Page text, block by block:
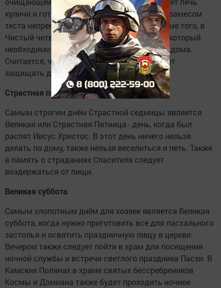
куличи и готовить творожные пасхи. Перед замесом
теста непременно следует помолиться. Кроме того, в
Чистый четверг в церквях зажигают огонь, который
необходимо сохранить и донести до своего дома.
Считается, что такая свечка целый год будет
защищать дом от пожара.
Страстная пятница
Самым строгим днём Страстной седмицы является
Великая или Страстная Пятница - день, когда был
распят Иисус Христос. В этот день ничего нельзя
делать по дому, также нельзя веселиться и петь. Также
в память о страданиях Спасителя следует
воздержаться от пищи.
Великая суббота
Самым хлопотным днём для хозяек является Великая
суббота, когда нужно приготовить все для пасхального
застолья и освятить праздничную пищу в церкви.
Вечером также следует пойти в храм для посещения
ночной службы и встречи светлого праздника Пасхи. В
Камских Полянах в храме святых бессребреников
Космы и Домиана также будет проходить ночное